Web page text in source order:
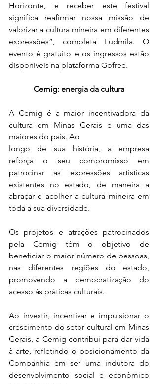
Horizonte, e receber este festival
significa reafirmar nossa missão de
valorizar a cultura mineira em diferentes
expressões”, completa Ludmila. O
evento é gratuito e os ingressos estão
disponíveis na plataforma Gofree.
Cemig: energia da cultura
A Cemig é a maior incentivadora da
cultura em Minas Gerais e uma das
maiores do país. Ao
longo de sua história, a empresa
reforça o seu compromisso em
patrocinar as expressões artísticas
existentes no estado, de maneira a
abraçar e acolher a cultura mineira em
toda a sua diversidade.
Os projetos e atrações patrocinados
pela Cemig têm o objetivo de
beneficiar o maior número de pessoas,
nas diferentes regiões do estado,
promovendo a democratização do
acesso às práticas culturais.
Ao investir, incentivar e impulsionar o
crescimento do setor cultural em Minas
Gerais, a Cemig contribui para dar vida
à arte, refletindo o posicionamento da
Companhia em ser uma indutora do
desenvolvimento social e econômico